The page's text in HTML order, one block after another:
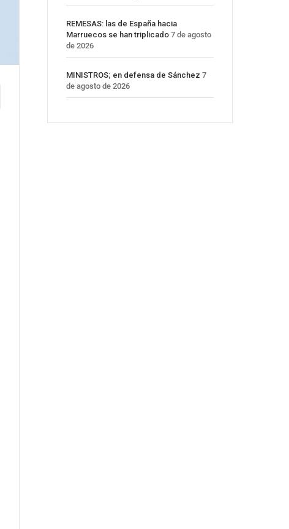
REMESAS: las de España hacia
Marruecos se han triplicado 7 de agosto
de 2026
MINISTROS; en defensa de Sánchez 7
de agosto de 2026